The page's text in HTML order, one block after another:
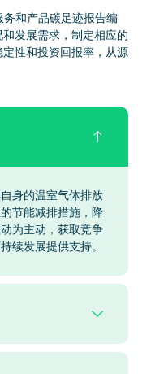
务和产品碳足迹报告编
发展需求，制定相应的
性和投资回报率，从源
身的温室气体排放
节能减排措施，降
为主动，获取竞争
续发展提供支持。